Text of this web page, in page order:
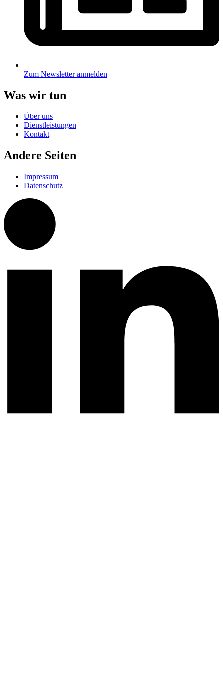
Zum Newsletter anmelden
Was wir tun
Über uns
Dienstleistungen
Kontakt
Andere Seiten
Impressum
Datenschutz